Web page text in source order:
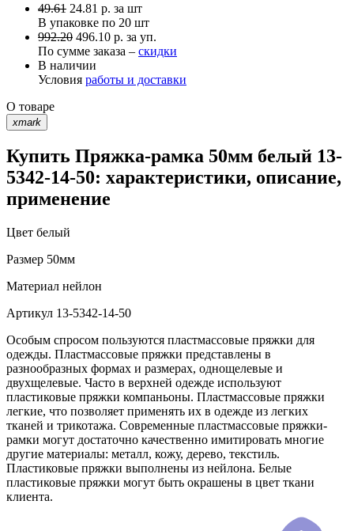
49.61 24.81 р. за шт
В упаковке по 20 шт
992.20 496.10 р. за уп.
По сумме заказа – скидки
В наличии
Условия работы и доставки
О товаре
xmark
Купить Пряжка-рамка 50мм белый 13-
5342-14-50: характеристики, описание,
применение
Цвет белый
Размер 50мм
Материал нейлон
Артикул 13-5342-14-50
Особым спросом пользуются пластмассовые пряжки для
одежды. Пластмассовые пряжки представлены в
разнообразных формах и размерах, однощелевые и
двухщелевые. Часто в верхней одежде используют
пластиковые пряжки компаньоны. Пластмассовые пряжки
легкие, что позволяет применять их в одежде из легких
тканей и трикотажа. Современные пластмассовые пряжки-
рамки могут достаточно качественно имитировать многие
другие материалы: металл, кожу, дерево, текстиль.
Пластиковые пряжки выполнены из нейлона. Белые
пластиковые пряжки могут быть окрашены в цвет ткани
клиента.